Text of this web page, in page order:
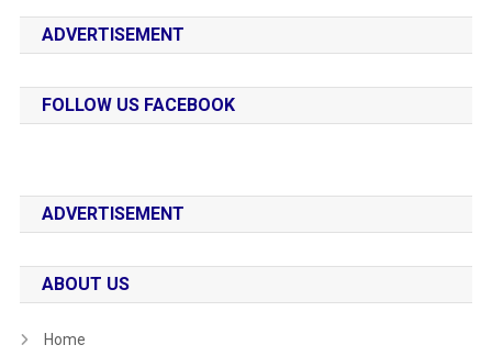
ADVERTISEMENT
FOLLOW US FACEBOOK
ADVERTISEMENT
ABOUT US
Home